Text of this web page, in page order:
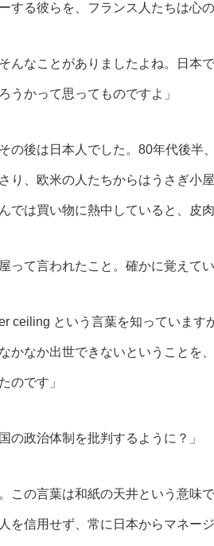
する彼らを、フランス人たちは心
そんなことがありましたよね。日本
うかって思ってものですよ」
その後は日本人でした。80年代後
り、欧米の人たちからはうさぎ小
では買い物に熱中していると、皮
って言われたこと。確かに覚えてい
ceiling という言葉を知っていま
かなか出世できないということを
のです」
の政治体制を批判するように？」
。この言葉は和紙の天井という意味
を信用せず、常に日本からマネー